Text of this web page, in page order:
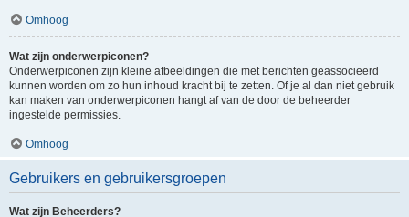
Omhoog
Wat zijn onderwerpiconen?
Onderwerpiconen zijn kleine afbeeldingen die met berichten geassocieerd
kunnen worden om zo hun inhoud kracht bij te zetten. Of je al dan niet gebruik
kan maken van onderwerpiconen hangt af van de door de beheerder
ingestelde permissies.
Omhoog
Gebruikers en gebruikersgroepen
Wat zijn Beheerders?